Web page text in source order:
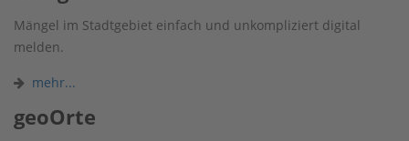
Mängel im Stadtgebiet einfach und unkompliziert digital
melden.
mehr...
geoOrte